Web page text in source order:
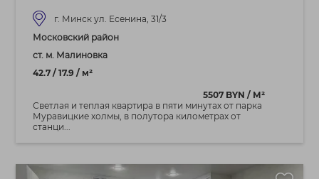
г. Минск ул. Есенина, 31/3
Московский район
ст. м. Малиновка
42.7 / 17.9 / м²
5507 BYN / М²
Светлая и теплая квартира в пяти минутах от парка
Муравицкие холмы, в полутора километрах от
станци...